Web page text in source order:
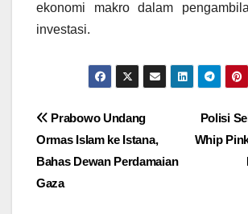
ekonomi makro dalam
investasi.
Navigasi
pos
Polisi
Whip
Prabowo Undang
Ormas Islam ke Istana,
Bahas Dewan Perdamaian
Gaza